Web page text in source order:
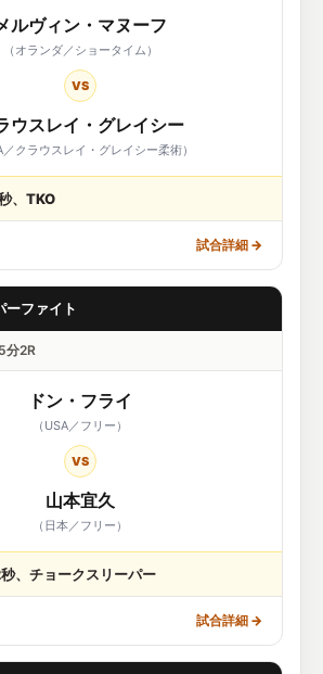
ルヴィン・マヌーフ
（オランダ／ショータイム）
VS
ウスレイ・グレイシー
／クラウスレイ・グレイシー柔術）
、TKO
試合詳細 →
ファイト
分2R
ドン・フライ
（USA／フリー）
VS
山本宜久
（日本／フリー）
、チョークスリーパー
試合詳細 →